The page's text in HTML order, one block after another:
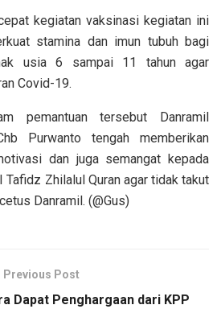
kegiatan vaksinasi kegiatan ini
stamina dan imun tubuh bagi
usia 6 sampai 11 tahun agar
Covid-19.
pemantuan tersebut Danramil
Purwanto tengah memberikan
dan juga semangat kepada
Tafidz Zhilalul Quran agar tidak takut
Danramil. (@Gus)
Previous Post
Dapat Penghargaan dari KPP